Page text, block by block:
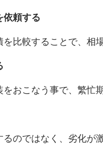
依頼する
比較することで、相
おこなう事で、繁忙
のではなく、劣化が